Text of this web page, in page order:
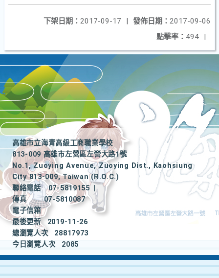
發佈日期： 2017-09-06
下架日期： 2017-09-17
|
點擊率： 494 |
高雄市立海青高級工商職業學校
813-009 高雄市左營區左營大路1號
No.1, Zuoying Avenue, Zuoying Dist., Kaohsiung
City 813-009, Taiwan (R.O.C.)
聯絡電話
07-5819155
|
傳真
07-5810087
電子信箱
最後更新
2019-11-26
總瀏覽人次
28817973
今日瀏覽人次
2085